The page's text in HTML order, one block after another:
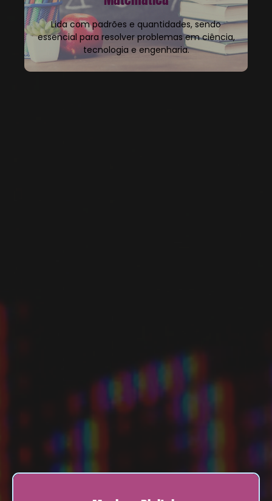
Lida com padrões e quantidades, sendo
essencial para resolver problemas em ciência,
tecnologia e engenharia.